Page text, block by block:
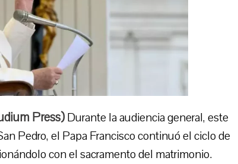
Press)Durante la audiencia general, este
Pedro, el Papa Francisco continuó el ciclo de
con el sacramento del matrimonio.